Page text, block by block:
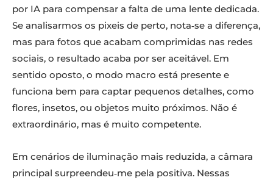
por IA para compensar a falta de uma lente dedicada.
Se analisarmos os pixeis de perto, nota‑se a diferença,
mas para fotos que acabam comprimidas nas redes
sociais, o resultado acaba por ser aceitável. Em
sentido oposto, o modo macro está presente e
funciona bem para captar pequenos detalhes, como
flores, insetos, ou objetos muito próximos. Não é
extraordinário, mas é muito competente.
Em cenários de iluminação mais reduzida, a câmara
principal surpreendeu‑me pela positiva. Nessas